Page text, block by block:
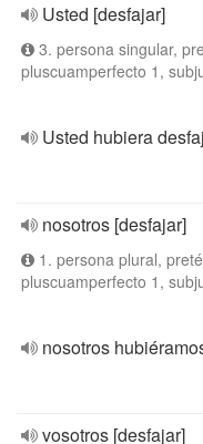
Usted [desfajar]
3. persona singular,
pluscuamperfecto 1,
Usted hubiera
nosotros [desfajar]
1. persona plural,
pluscuamperfecto 1,
nosotros
vosotros [desfajar]